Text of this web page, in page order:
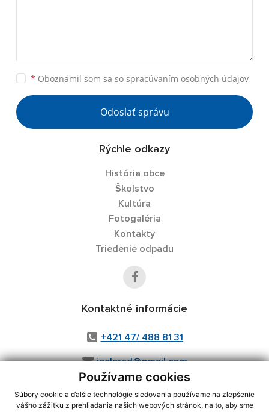
Používame cookies
Súbory cookie a ďalšie technológie sledovania používame na zlepšenie
vášho zážitku z prehliadania našich webových stránok, na to, aby sme
* Oboznámil som sa so spracúvaním osobných údajov
Odoslať správu
Rýchle odkazy
História obce
Školstvo
Kultúra
Fotogaléria
Kontakty
Triedenie odpadu
Kontaktné informácie
+421 47/ 488 81 31
ipelpred@gmail.com